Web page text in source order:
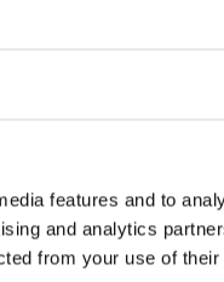
features and to
and analytics
from your use of
Ideal para entrenar en
existencias
Essentials Tote